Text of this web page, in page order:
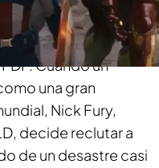
para
a Ironman, Hulk,
Cuando un
una gran
Nick Fury,
decide reclutar a
de un desastre casi